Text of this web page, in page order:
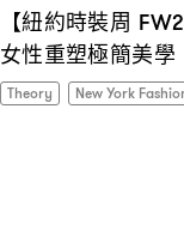
【紐約時裝周
女性重塑極簡美學
Theory New York